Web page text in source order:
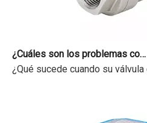
¿Qué sucede cuando su